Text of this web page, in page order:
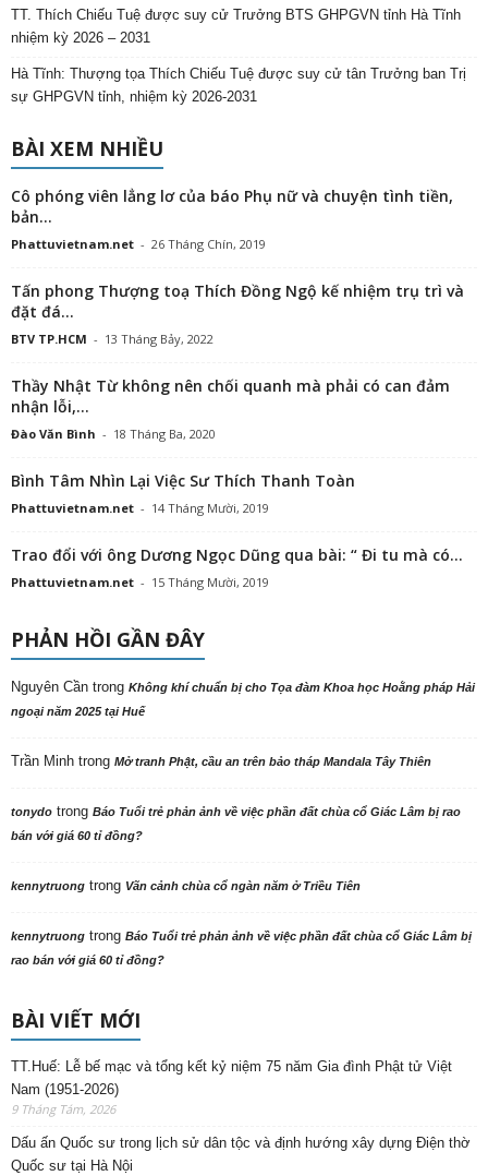
TT. Thích Chiếu Tuệ được suy cử Trưởng BTS GHPGVN tỉnh Hà Tĩnh
nhiệm kỳ 2026 – 2031
Hà Tĩnh: Thượng tọa Thích Chiếu Tuệ được suy cử tân Trưởng ban Trị
sự GHPGVN tỉnh, nhiệm kỳ 2026-2031
BÀI XEM NHIỀU
Cô phóng viên lẳng lơ của báo Phụ nữ và chuyện tình tiền,
bản...
Phattuvietnam.net - 26 Tháng Chín, 2019
Tấn phong Thượng toạ Thích Đồng Ngộ kế nhiệm trụ trì và
đặt đá...
BTV TP.HCM - 13 Tháng Bảy, 2022
Thầy Nhật Từ không nên chối quanh mà phải có can đảm
nhận lỗi,...
Đào Văn Bình - 18 Tháng Ba, 2020
Bình Tâm Nhìn Lại Việc Sư Thích Thanh Toàn
Phattuvietnam.net - 14 Tháng Mười, 2019
Trao đổi với ông Dương Ngọc Dũng qua bài: “ Đi tu mà có...
Phattuvietnam.net - 15 Tháng Mười, 2019
PHẢN HỒI GẦN ĐÂY
Nguyên Cần trong Không khí chuẩn bị cho Tọa đàm Khoa học Hoằng pháp Hải
ngoại năm 2025 tại Huế
Trần Minh trong Mở tranh Phật, cầu an trên bảo tháp Mandala Tây Thiên
tonydo trong Báo Tuổi trẻ phản ảnh về việc phần đất chùa cổ Giác Lâm bị rao
bán với giá 60 tỉ đồng?
kennytruong trong Vãn cảnh chùa cổ ngàn năm ở Triều Tiên
kennytruong trong Báo Tuổi trẻ phản ảnh về việc phần đất chùa cổ Giác Lâm bị
rao bán với giá 60 tỉ đồng?
BÀI VIẾT MỚI
TT.Huế: Lễ bế mạc và tổng kết kỷ niệm 75 năm Gia đình Phật tử Việt
Nam (1951-2026)
9 Tháng Tám, 2026
Dấu ấn Quốc sư trong lịch sử dân tộc và định hướng xây dựng Điện thờ
Quốc sư tại Hà Nội